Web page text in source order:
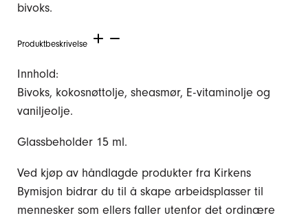
bivoks.
Produktbeskrivelse
Innhold:
Bivoks, kokosnøttolje, sheasmør, E-vitaminolje og
vaniljeolje.
Glassbeholder 15 ml.
Ved kjøp av håndlagde produkter fra Kirkens
Bymisjon bidrar du til å skape arbeidsplasser til
mennesker som ellers faller utenfor det ordinære